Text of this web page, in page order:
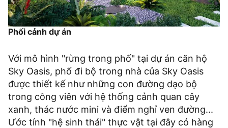
Phối cảnh dự án
Với mô hình "rừng trong phố" tại dự án căn hộ
Sky Oasis, phố đi bộ trong nhà của Sky Oasis
được thiết kế như những con đường dạo bộ
trong công viên với hệ thống cảnh quan cây
xanh, thác nước mini và điểm nghỉ ven đường...
Ước tính "hệ sinh thái" thực vật tại đây có hàng